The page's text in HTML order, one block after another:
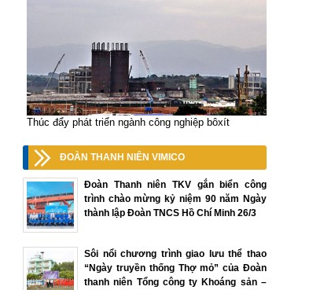
Thúc đẩy phát triển ngành công nghiệp bôxít
ĐOÀN THANH NIÊN VIMICO
Đoàn Thanh niên TKV gắn biển công
trình chào mừng kỷ niệm 90 năm Ngày
thành lập Đoàn TNCS Hồ Chí Minh 26/3
Sôi nổi chương trình giao lưu thể thao
“Ngày truyền thống Thợ mỏ” của Đoàn
thanh niên Tổng công ty Khoáng sản –